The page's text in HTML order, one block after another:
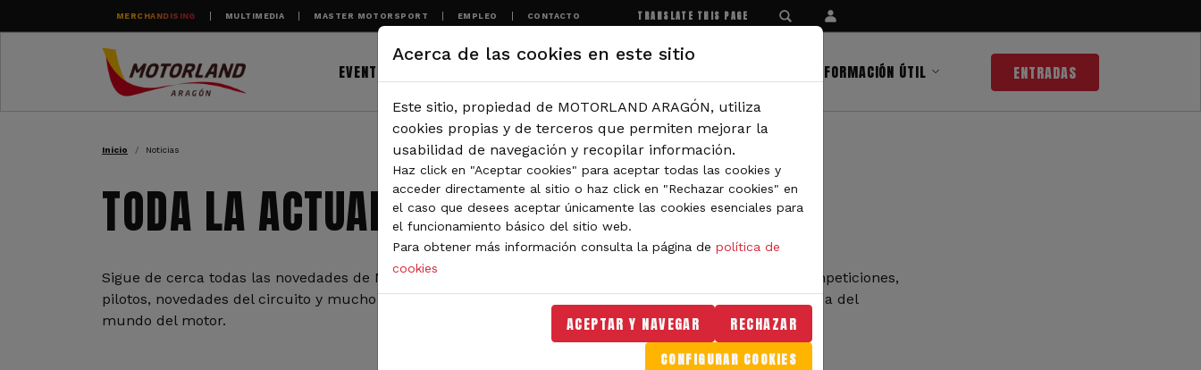
Pasar al contenido principal
MERCHANDISING MULTIMEDIA MASTER MOTORSPORT EMPLEO CONTACTO TRANSLATE THIS PAGE
EVENTOS INFORMACIÓN ÚTIL ENTRADAS
RUTA DE NAVEGACIÓN
Inicio Noticias
TODA LA ACTUALIDAD DE MOTORLAND
Sigue de cerca todas las novedades de MotorLand Aragón. Aquí encontrarás noticias sobre eventos, competiciones,
pilotos, novedades del circuito y mucho más. Filtra por categoría o tipo de contenido y no te pierdas nada del
mundo del motor.
Acerca de las cookies en este sitio
Este sitio, propiedad de MOTORLAND ARAGÓN, utiliza
cookies propias y de terceros que permiten mejorar la
usabilidad de navegación y recopilar información.
Haz click en "Aceptar cookies" para aceptar todas las cookies y
acceder directamente al sitio o haz click en "Rechazar cookies" en
el caso que desees aceptar únicamente las cookies esenciales para
el funcionamiento básico del sitio web.
Para obtener más información consulta la página de política de
cookies
ACEPTAR Y NAVEGAR RECHAZAR
CONFIGURAR COOKIES